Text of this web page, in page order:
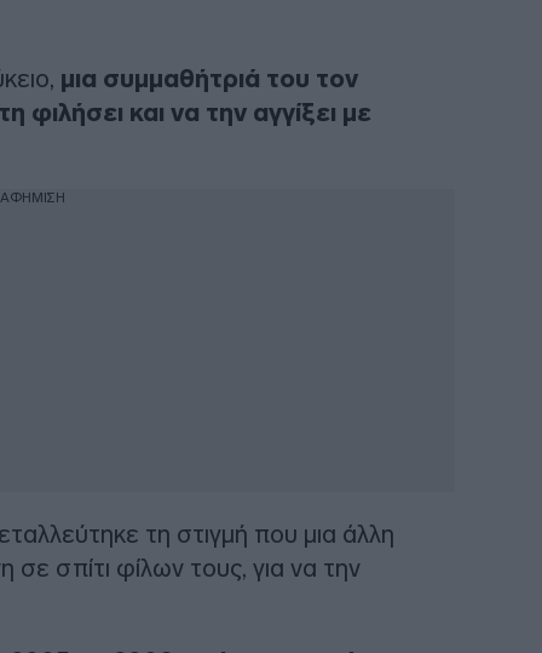
μια συμμαθήτριά του τον
φιλήσει και να την αγγίξει με
τη στιγμή που μια άλλη
σε σπίτι φίλων τους, για να την